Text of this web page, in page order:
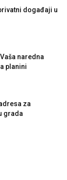
događaji u
naredna
planini
za
grada